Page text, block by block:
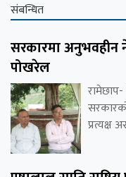
संबन्धित
सरकारमा अनुभवहीन
पोखरेल
प्रत्यक्ष